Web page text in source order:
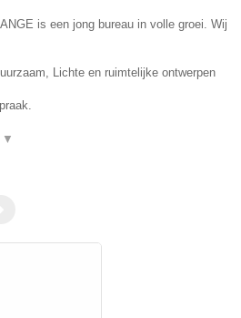
is een jong bureau in volle groei. Wij
Lichte en ruimtelijke ontwerpen
▼